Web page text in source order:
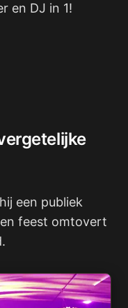
en DJ in 1!
een publiek
feest omtovert